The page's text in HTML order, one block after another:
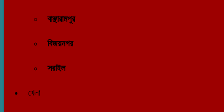
বাঞ্ছারামপুর
বিজয়নগর
সরাইল
খেলা